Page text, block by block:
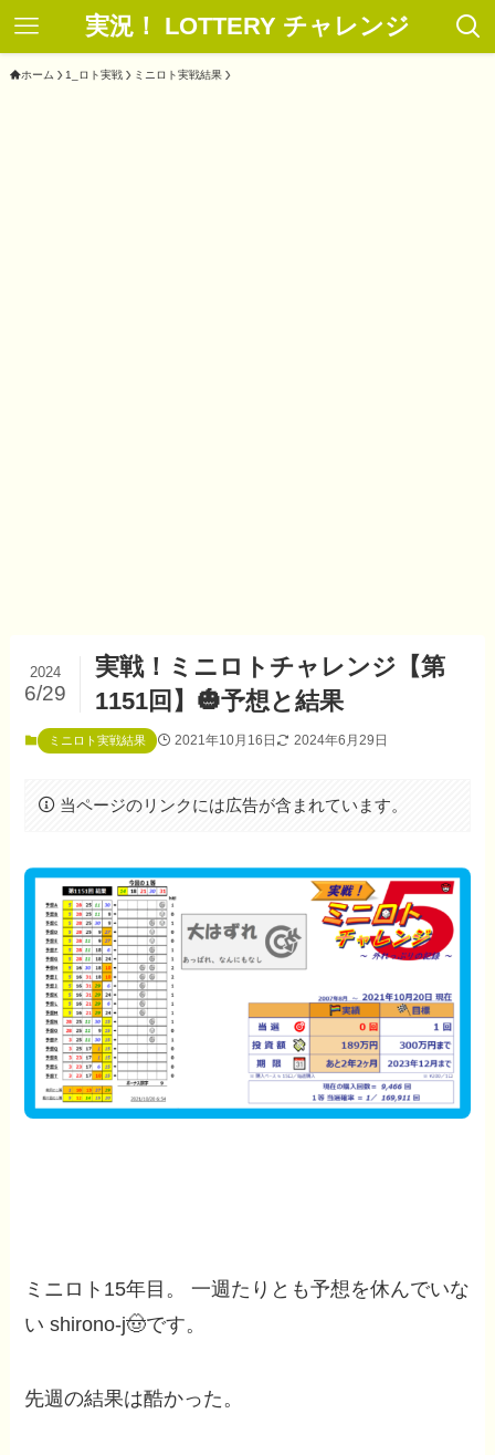
実況！ LOTTERY チャレンジ
ホーム 1_ロト実戦 ミニロト実戦結果
実戦！ミニロトチャレンジ【第
1151回】🎃予想と結果
2024
6/29
ミニロト実戦結果 2021年10月16日 2024年6月29日
当ページのリンクには広告が含まれています。
ミニロト15年目。 一週たりとも予想を休んでいな
い shirono-j🤠です。
先週の結果は酷かった。